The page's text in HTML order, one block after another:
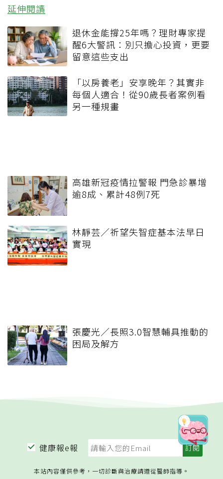
延伸閱讀
退休金能撐25年嗎？理財專家提
醒6大警訊：別只擔心投資，更要
留意這些支出
「以房養老」安享晚年？其實非
每個人適合！從90歲長者案例看
另一種規畫
高雄新冠疫情拉警報 門急診暴增
逾8成、累計48例7死
林靜芸／祈望失智症基本法早日
實現
張慶光／長照3.0智慧輔具推動的
困局及解方
健康報e報
本站內容僅供參考，一切診斷與治療請遵從醫師指導。